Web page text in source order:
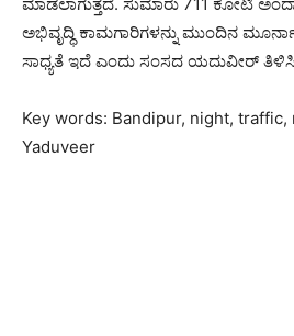
ಮಾಡಲಾಗುತ್ತದೆ. ಸುಮಾರು 711 ಕೋಟಿ
ಅಭಿವೃದ್ಧಿ ಕಾಮಗಾರಿಗಳನ್ನು ಮುಂದಿನ
ಸಾಧ್ಯತೆ ಇದೆ ಎಂದು ಸಂಸದ ಯದುವೀರ್
Key words: Bandipur, night,
Yaduveer